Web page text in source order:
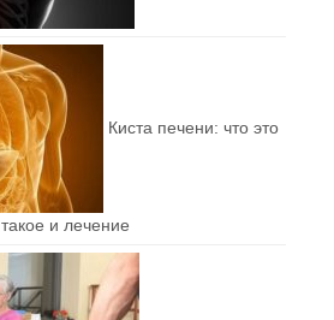
Киста печени: что это
такое и лечение